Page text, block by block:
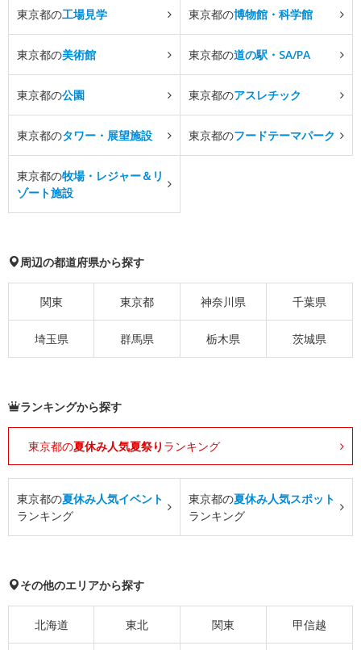
東京都の工場見学 東京都の博物館・科学館
東京都の美術館 東京都の道の駅・SA/PA
東京都の公園 東京都のアスレチック
東京都のタワー・展望施設 東京都のフードテーマパーク
東京都の牧場・レジャー＆リ
ゾート施設
周辺の都道府県から探す
関東 東京都 神奈川県 千葉県
埼玉県 群馬県 栃木県 茨城県
ランキングから探す
東京都の夏休み人気夏祭り ランキング
東京都の夏休み人気イベント
ランキング
東京都の夏休み人気スポット
ランキング
その他のエリアから探す
北海道 東北 関東 甲信越